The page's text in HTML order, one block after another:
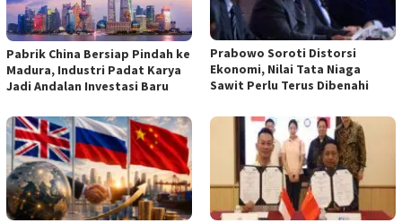
Pabrik China Bersiap Pindah ke
Madura, Industri Padat Karya
Jadi Andalan Investasi Baru
Prabowo Soroti Distorsi
Ekonomi, Nilai Tata Niaga
Sawit Perlu Terus Dibenahi